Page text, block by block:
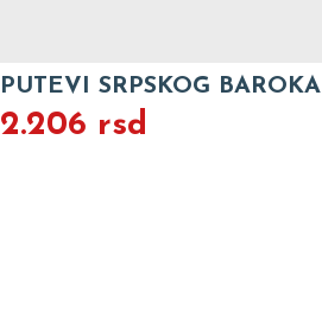
PUTEVI SRPSKOG BAROKA
2.206 rsd